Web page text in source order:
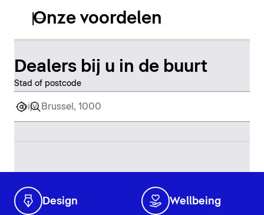
Onze voordelen
Dealers bij u in de buurt
Stad of postcode
Design Wellbeing